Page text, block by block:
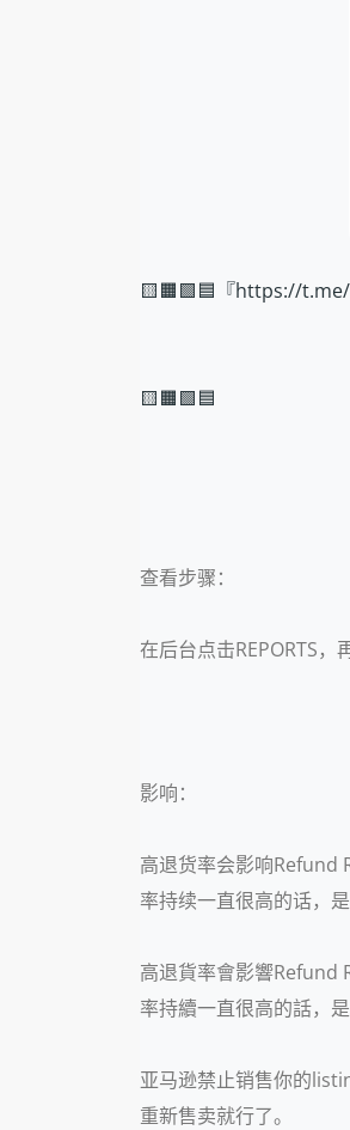
🟨🟧🟩🟦『https://
🟨🟧🟩🟦
查看步骤：
在后台点击REPORTS，
影响：
高退货率会影响Refund
率持续一直很高的话，
高退貨率會影響Refund
率持續一直很高的話，
亚马逊禁止销售你的
重新售卖就行了。